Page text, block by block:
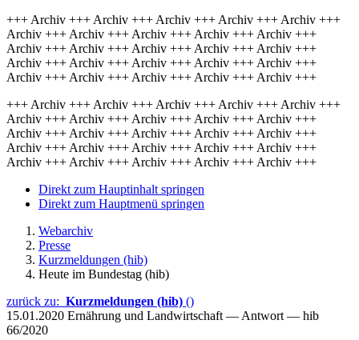
+++ Archiv +++ Archiv +++ Archiv +++ Archiv +++ Archiv +++
Archiv +++ Archiv +++ Archiv +++ Archiv +++ Archiv +++
Archiv +++ Archiv +++ Archiv +++ Archiv +++ Archiv +++
Archiv +++ Archiv +++ Archiv +++ Archiv +++ Archiv +++
Archiv +++ Archiv +++ Archiv +++ Archiv +++ Archiv +++
+++ Archiv +++ Archiv +++ Archiv +++ Archiv +++ Archiv +++
Archiv +++ Archiv +++ Archiv +++ Archiv +++ Archiv +++
Archiv +++ Archiv +++ Archiv +++ Archiv +++ Archiv +++
Archiv +++ Archiv +++ Archiv +++ Archiv +++ Archiv +++
Archiv +++ Archiv +++ Archiv +++ Archiv +++ Archiv +++
Direkt zum Hauptinhalt springen
Direkt zum Hauptmenü springen
Webarchiv
Presse
Kurzmeldungen (hib)
Heute im Bundestag (hib)
zurück zu: Kurzmeldungen (hib) ()
15.01.2020 Ernährung und Landwirtschaft — Antwort — hib
66/2020